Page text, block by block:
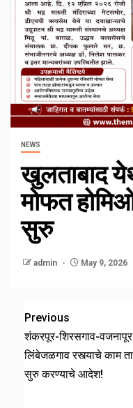
NEWS
खुलताबाद
मोफत
सुरु
admin May 9, 2026
Previous
शंकरपूर-शिरसगाव-
लिंबेजळगाव रस्त्याचे काम
सुरु करण्याचे आदेश!